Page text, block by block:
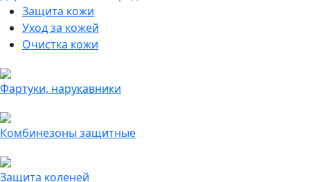
Защита кожи
Уход за кожей
Очистка кожи
Фартуки, нарукавники
Комбинезоны защитные
Защита коленей